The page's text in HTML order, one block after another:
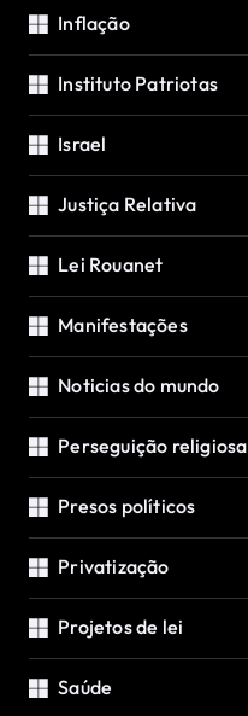
Inflação
Instituto Patriotas
Israel
Justiça Relativa
Lei Rouanet
Manifestações
Noticias do mundo
Perseguição religiosa
Presos políticos
Privatização
Projetos de lei
Saúde